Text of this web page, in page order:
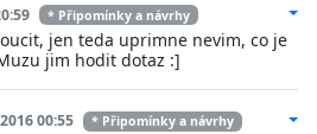
* Připomínky a návrhy
jen teda uprimne nevim, co je
jim hodit dotaz :]
00:55 * Připomínky a návrhy